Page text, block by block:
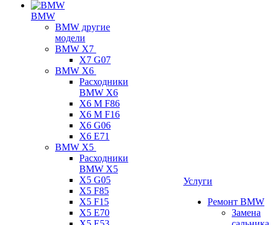
BMW
BMW другие
модели
BMW X7
X7 G07
BMW X6
Расходники
BMW X6
X6 M F86
X6 M F16
X6 G06
X6 E71
BMW X5
Расходники
BMW X5
X5 G05
X5 F85
X5 F15
X5 E70
Услуги
Ремонт BMW
Замена